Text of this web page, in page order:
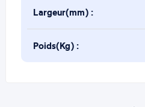
Largeur(mm) :
Poids(Kg) :